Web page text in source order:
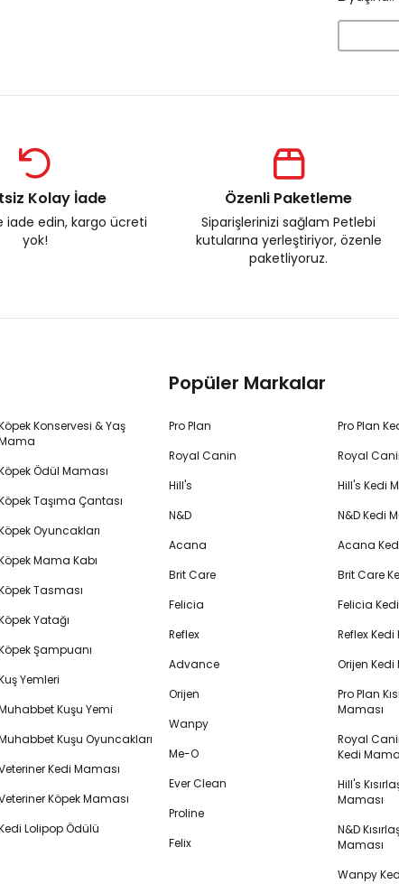
Kolay İade
iade edin, kargo ücreti
yok!
Özenli Paketleme
Siparişlerinizi sağlam Petlebi
kutularına yerleştiriyor, özenle
paketliyoruz.
Konservesi & Yaş
Ödül Maması
Taşıma Çantası
Oyuncakları
Mama Kabı
Tasması
Yatağı
Şampuanı
Yemleri
Kuşu Yemi
Kuşu Oyuncakları
Kedi Maması
Köpek Maması
Lolipop Ödülü
Popüler Markalar
Pro Plan
Royal Canin
Hill's
N&D
Acana
Brit Care
Felicia
Reflex
Advance
Orijen
Wanpy
Me-O
Ever Clean
Proline
Felix
Pro Plan
Royal
Hill's Kedi
N&D Kedi
Acana
Brit Care
Felicia
Reflex
Orijen Kedi
Pro Plan
Maması
Royal
Kedi
Hill's
Maması
N&D
Maması
Wanpy